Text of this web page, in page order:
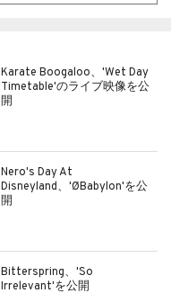
Karate Boogaloo、'Wet Day
Timetable'のライブ映像を公
開
Nero's Day At
Disneyland、'ØBabylon'を公
開
Bitterspring、'So
Irrelevant'を公開